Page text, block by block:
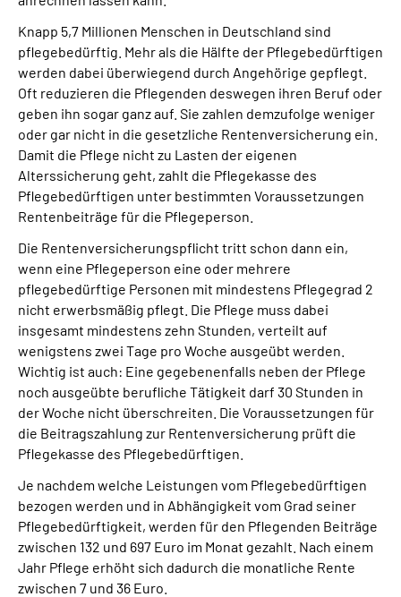
Inhalte in Gebärdensprache (DGS)
Leichte Sprache
Mein Kundenportal
Knapp 5,7 Millionen Menschen in Deutschland sind
pflegebedürftig. Mehr als die Hälfte der Pflegebedürftigen
werden dabei überwiegend durch Angehörige gepflegt.
Oft reduzieren die Pflegenden deswegen ihren Beruf oder
geben ihn sogar ganz auf. Sie zahlen demzufolge weniger
oder gar nicht in die gesetzliche Rentenversicherung ein.
Damit die Pflege nicht zu Lasten der eigenen
Alterssicherung geht, zahlt die Pflegekasse des
Pflegebedürftigen unter bestimmten Voraussetzungen
Rentenbeiträge für die Pflegeperson.
Die Rentenversicherungspflicht tritt schon dann ein,
wenn eine Pflegeperson eine oder mehrere
pflegebedürftige Personen mit mindestens Pflegegrad 2
nicht erwerbsmäßig pflegt. Die Pflege muss dabei
insgesamt mindestens zehn Stunden, verteilt auf
wenigstens zwei Tage pro Woche ausgeübt werden.
Wichtig ist auch: Eine gegebenenfalls neben der Pflege
noch ausgeübte berufliche Tätigkeit darf 30 Stunden in
der Woche nicht überschreiten. Die Voraussetzungen für
die Beitragszahlung zur Rentenversicherung prüft die
Pflegekasse des Pflegebedürftigen.
Je nachdem welche Leistungen vom Pflegebedürftigen
bezogen werden und in Abhängigkeit vom Grad seiner
Pflegebedürftigkeit, werden für den Pflegenden Beiträge
zwischen 132 und 697 Euro im Monat gezahlt. Nach einem
Jahr Pflege erhöht sich dadurch die monatliche Rente
zwischen 7 und 36 Euro.